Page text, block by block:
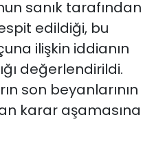
sanık tarafından
edildiği, bu
ilişkin iddianın
değerlendirildi.
son beyanlarının
karar aşamasına